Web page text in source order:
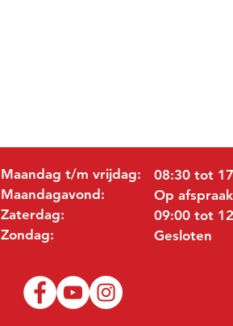
Maandag t/m vrijdag:
Maandagavond:
Zaterdag:
Zondag:
08:30 tot
Op afspraak
09:00 tot
Gesloten